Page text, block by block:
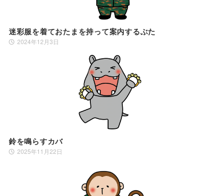
迷彩服を着ておたまを持って案内するぶた
2024年12月3日
鈴を鳴らすカバ
2025年11月22日